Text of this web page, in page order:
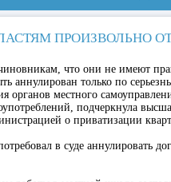
ПРОИЗВОЛЬНО
что они не имеют
аннулирован только по
органов местного
подчеркнула
о приватизации
в суде аннулировать